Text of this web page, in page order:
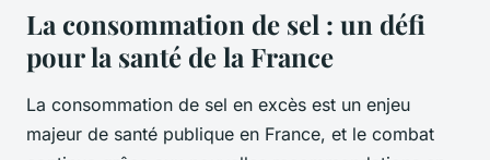
La consommation de sel : un défi
pour la santé de la France
La consommation de sel en excès est un enjeu
majeur de santé publique en France, et le combat